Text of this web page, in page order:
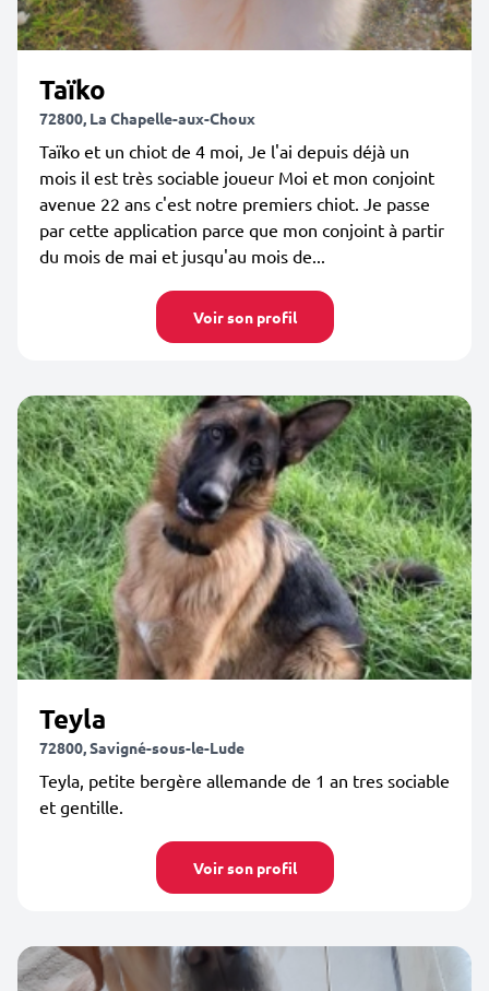
Taïko
72800, La Chapelle-aux-Choux
Taïko et un chiot de 4 moi, Je l'ai depuis déjà un
mois il est très sociable joueur Moi et mon conjoint
avenue 22 ans c'est notre premiers chiot. Je passe
par cette application parce que mon conjoint à partir
du mois de mai et jusqu'au mois de...
Voir son profil
Teyla
72800, Savigné-sous-le-Lude
Teyla, petite bergère allemande de 1 an tres sociable
et gentille.
Voir son profil